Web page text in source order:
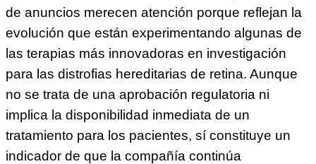
de anuncios merecen atención porque reflejan la
evolución que están experimentando algunas de
las terapias más innovadoras en investigación
para las distrofias hereditarias de retina. Aunque
no se trata de una aprobación regulatoria ni
implica la disponibilidad inmediata de un
tratamiento para los pacientes, sí constituye un
indicador de que la compañía continúa